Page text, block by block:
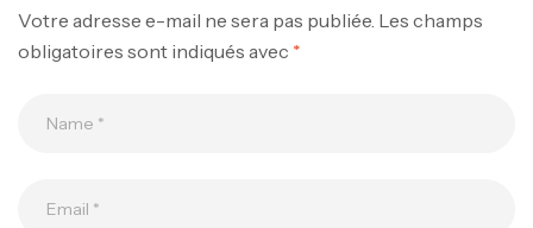
Votre adresse e-mail ne sera pas publiée. Les champs
obligatoires sont indiqués avec *